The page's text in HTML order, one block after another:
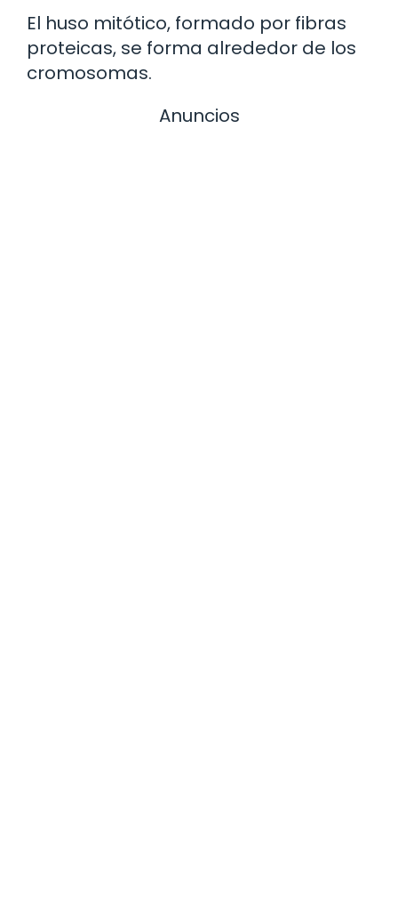
El huso mitótico, formado por fibras
proteicas, se forma alrededor de los
cromosomas.
Anuncios